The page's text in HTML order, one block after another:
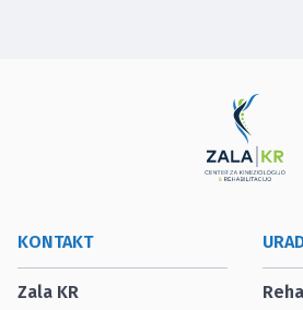
KONTAKT
Zala KR